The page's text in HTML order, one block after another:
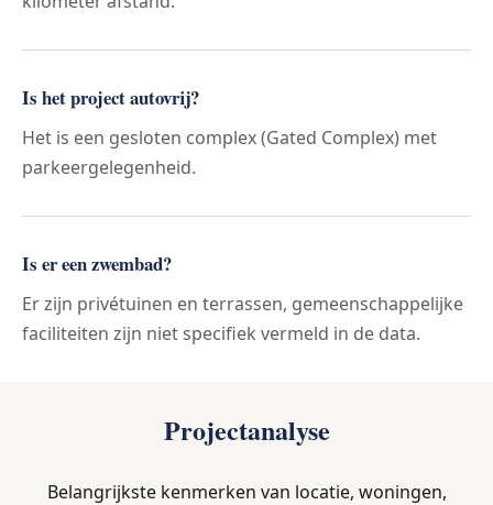
Is het project autovrij?
Het is een gesloten complex (Gated Complex) met
parkeergelegenheid.
Is er een zwembad?
Er zijn privétuinen en terrassen, gemeenschappelijke
faciliteiten zijn niet specifiek vermeld in de data.
Projectanalyse
Belangrijkste kenmerken van locatie, woningen,